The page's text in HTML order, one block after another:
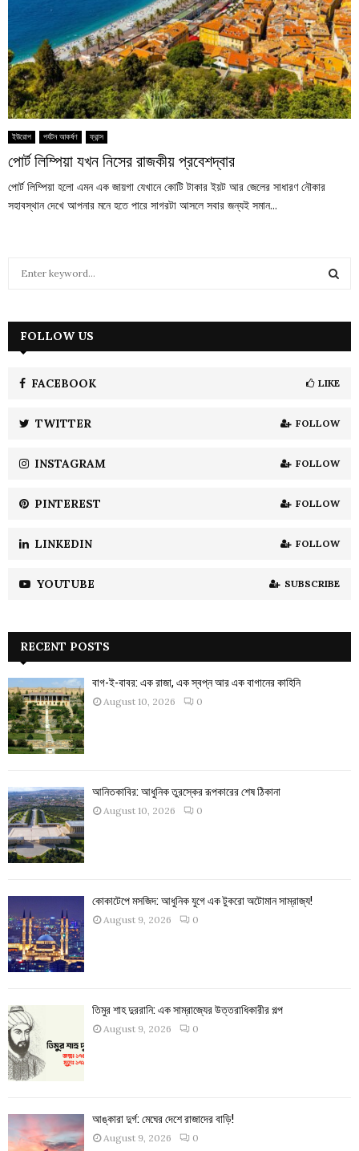
ইউরোপ পর্যটন আকর্ষণ ফ্রান্স
পোর্ট লিম্পিয়া যখন নিসের রাজকীয় প্রবেশদ্বার
পোর্ট লিম্পিয়া হলো এমন এক জায়গা যেখানে কোটি টাকার ইয়ট আর জেলের সাধারণ নৌকার
সহাবস্থান দেখে আপনার মনে হতে পারে সাগরটা আসলে সবার জন্যই সমান...
h
H
FOLLOW US
FACEBOOK LIKE
TWITTER FOLLOW
INSTAGRAM FOLLOW
PINTEREST FOLLOW
LINKEDIN FOLLOW
YOUTUBE SUBSCRIBE
RECENT POSTS
বাগ-ই-বাবর: এক রাজা, এক স্বপ্ন আর এক বাগানের কাহিনি
August 10, 2026 0
আনিতকাবির: আধুনিক তুরস্কের রূপকারের শেষ ঠিকানা
August 10, 2026 0
কোকাটেপে মসজিদ: আধুনিক যুগে এক টুকরো অটোমান সাম্রাজ্য!
August 9, 2026 0
তিমুর শাহ দুররানি: এক সাম্রাজ্যের উত্তরাধিকারীর গল্প
August 9, 2026 0
আঙ্কারা দুর্গ: মেঘের দেশে রাজাদের বাড়ি!
August 9, 2026 0